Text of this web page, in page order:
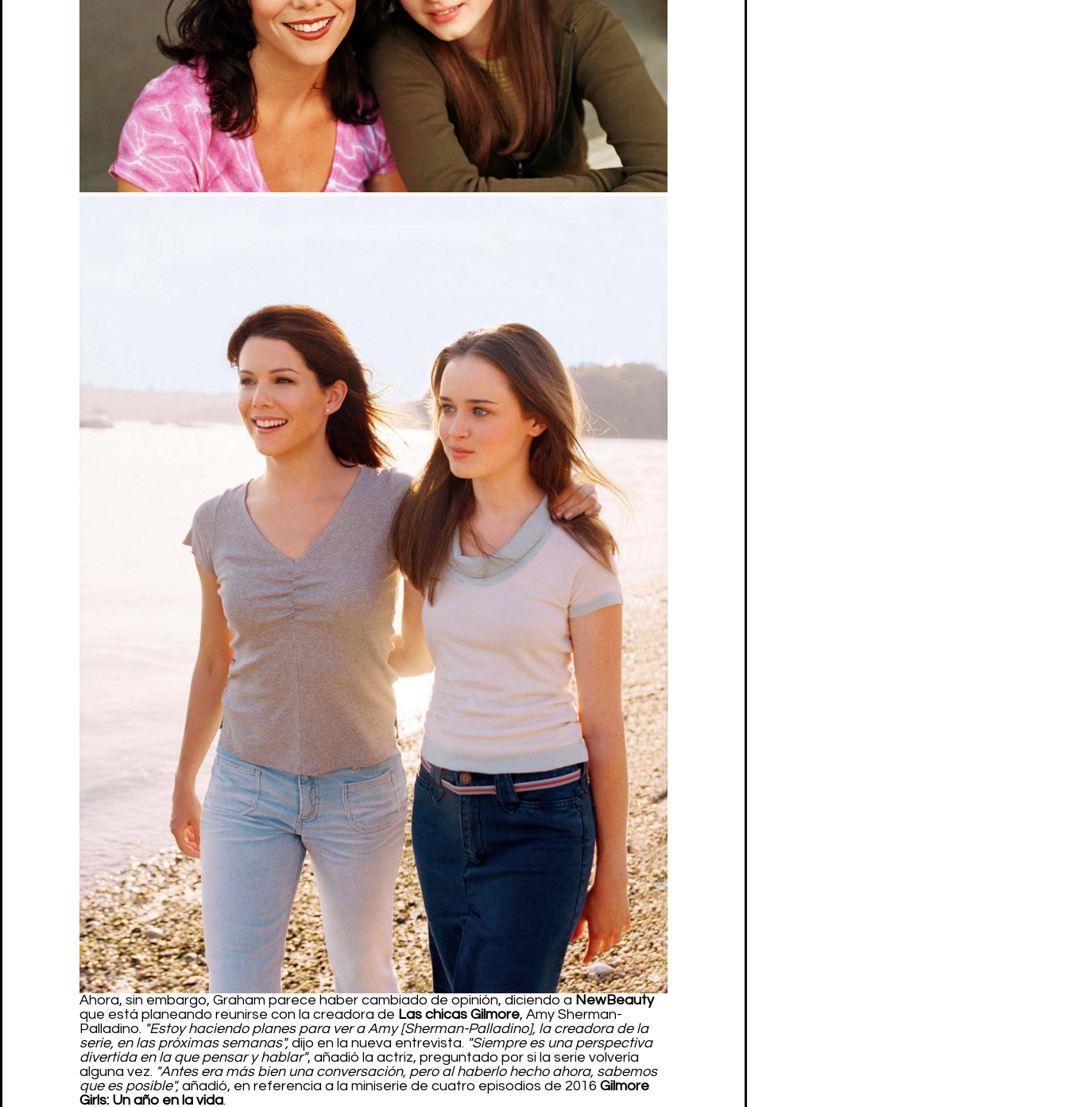
Ahora, sin embargo, Graham parece haber cambiado de opinión, diciendo a NewBeauty
que está planeando reunirse con la creadora de Las chicas Gilmore, Amy Sherman-
Palladino. "Estoy haciendo planes para ver a Amy [Sherman-Palladino], la creadora de la
serie, en las próximas semanas", dijo en la nueva entrevista. "Siempre es una perspectiva
divertida en la que pensar y hablar", añadió la actriz, preguntado por si la serie volvería
alguna vez. "Antes era más bien una conversación, pero al haberlo hecho ahora, sabemos
que es posible", añadió, en referencia a la miniserie de cuatro episodios de 2016 Gilmore
Girls: Un año en la vida.